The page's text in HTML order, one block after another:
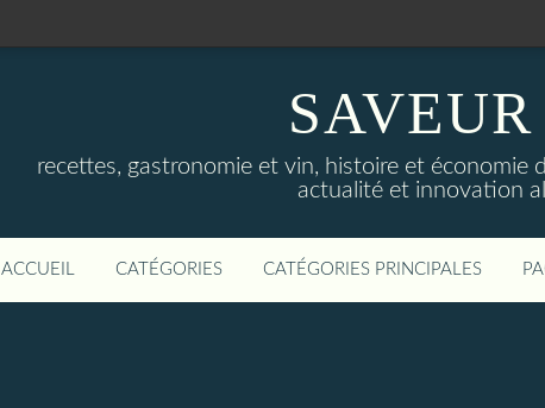
recettes, gastronomie et vin, histoire et
actualité et innovation
ACCUEIL CATÉGORIES CATÉGORIES PRINCIPALES